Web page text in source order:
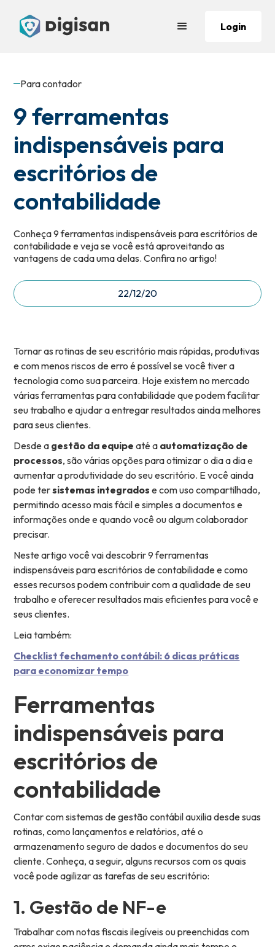
Login
Para contador
9 ferramentas
indispensáveis para
escritórios de
contabilidade
Conheça 9 ferramentas indispensáveis para escritórios de
contabilidade e veja se você está aproveitando as
vantagens de cada uma delas. Confira no artigo!
22/12/20
Tornar as rotinas de seu escritório mais rápidas, produtivas
e com menos riscos de erro é possível se você tiver a
tecnologia como sua parceira. Hoje existem no mercado
várias ferramentas para contabilidade que podem facilitar
seu trabalho e ajudar a entregar resultados ainda melhores
para seus clientes.
Desde a gestão da equipe até a automatização de
processos, são várias opções para otimizar o dia a dia e
aumentar a produtividade do seu escritório. E você ainda
pode tersistemas integrados e com uso compartilhado,
permitindo acesso mais fácil e simples a documentos e
informações onde e quando você ou algum colaborador
precisar.
Neste artigo você vai descobrir 9 ferramentas
indispensáveis para escritórios de contabilidade e como
esses recursos podem contribuir com a qualidade de seu
trabalho e oferecer resultados mais eficientes para você e
seus clientes.
Leia também:
Checklist fechamento contábil: 6 dicas práticas
para economizar tempo
Ferramentas
indispensáveis para
escritórios de
contabilidade
Contar com sistemas de gestão contábil auxilia desde suas
rotinas, como lançamentos e relatórios, até o
armazenamento seguro de dados e documentos do seu
cliente. Conheça, a seguir, alguns recursos com os quais
você pode agilizar as tarefas de seu escritório:
1. Gestão de NF-e
Trabalhar com notas fiscais ilegíveis ou preenchidas com